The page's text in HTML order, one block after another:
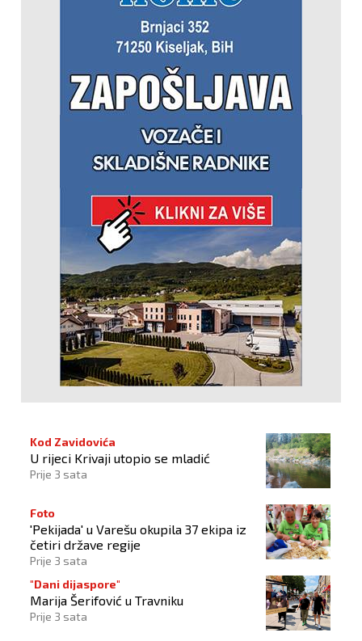
Kod Zavidovića
U rijeci Krivaji utopio se mladić
Prije 3 sata
Foto
'Pekijada' u Varešu okupila 37 ekipa iz
četiri države regije
Prije 3 sata
"Dani dijaspore"
Marija Šerifović u Travniku
Prije 3 sata